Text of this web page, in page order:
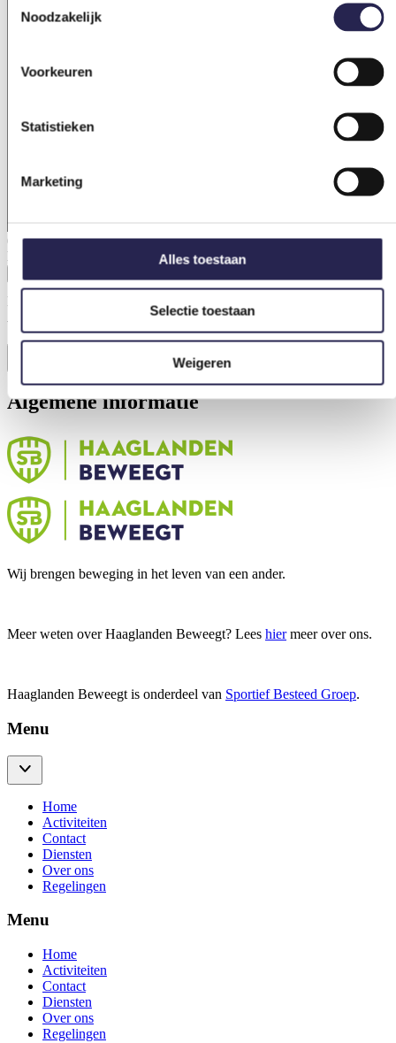
Noodzakelijk
Voorkeuren
Statistieken
Marketing
Alles toestaan
Selectie toestaan
Weigeren
0 van 1500 max. aantal karakters
Bestand
Max. bestandsgrootte: 64 MB.
Accepteer algemene voorwaarden(Vereist)
Ik ben akkoord met de algemene voorwaarden.
Algemene informatie
Wij brengen beweging in het leven van een ander.
Meer weten over Haaglanden Beweegt? Lees hiermeer over ons.
Haaglanden Beweegt is onderdeel van Sportief Besteed Groep.
Menu
Home
Activiteiten
Contact
Diensten
Over ons
Regelingen
Menu
Home
Activiteiten
Contact
Diensten
Over ons
Regelingen